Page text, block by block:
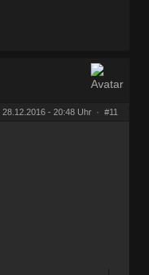
28.12.2016 - 20:48 Uhr · #11